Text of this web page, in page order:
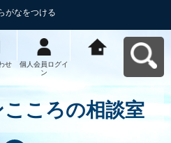
がなをつける
せ
個人会員ログイ
ン
ころの相談室